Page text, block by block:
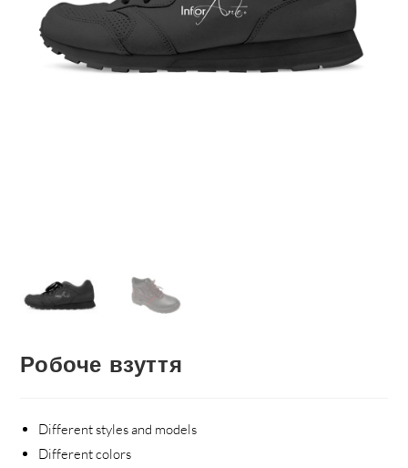
Робоче взуття
Different styles and models
Different colors